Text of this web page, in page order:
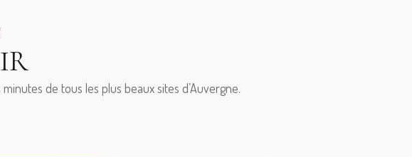
de tous les plus beaux sites d’Auvergne.